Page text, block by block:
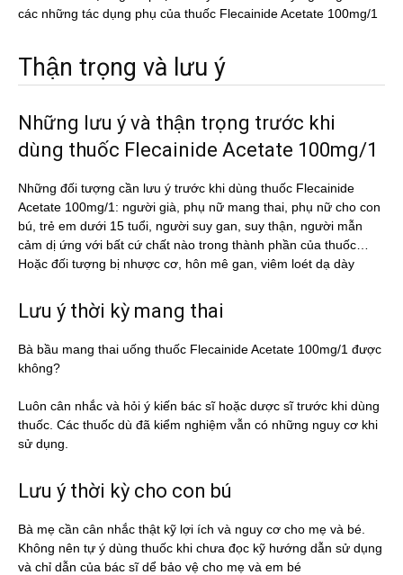
các những tác dụng phụ của thuốc Flecainide Acetate 100mg/1
Thận trọng và lưu ý
Những lưu ý và thận trọng trước khi
dùng thuốc Flecainide Acetate 100mg/1
Những đối tượng cần lưu ý trước khi dùng thuốc Flecainide
Acetate 100mg/1: người già, phụ nữ mang thai, phụ nữ cho con
bú, trẻ em dưới 15 tuổi, người suy gan, suy thận, người mẫn
cảm dị ứng với bất cứ chất nào trong thành phần của thuốc…
Hoặc đối tượng bị nhược cơ, hôn mê gan, viêm loét dạ dày
Lưu ý thời kỳ mang thai
Bà bầu mang thai uống thuốc Flecainide Acetate 100mg/1 được
không?
Luôn cân nhắc và hỏi ý kiến bác sĩ hoặc dược sĩ trước khi dùng
thuốc. Các thuốc dù đã kiểm nghiệm vẫn có những nguy cơ khi
sử dụng.
Lưu ý thời kỳ cho con bú
Bà mẹ cần cân nhắc thật kỹ lợi ích và nguy cơ cho mẹ và bé.
Không nên tự ý dùng thuốc khi chưa đọc kỹ hướng dẫn sử dụng
và chỉ dẫn của bác sĩ dể bảo vệ cho mẹ và em bé